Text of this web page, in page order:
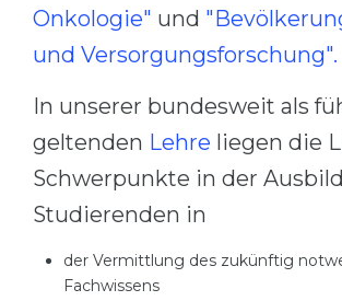
Onkologie" und
und Versorgungsforschung".
In unserer bundesweit als
geltenden Lehre liegen die
Schwerpunkte in der
Studierenden in
der Vermittlung des zukünftig
Fachwissens